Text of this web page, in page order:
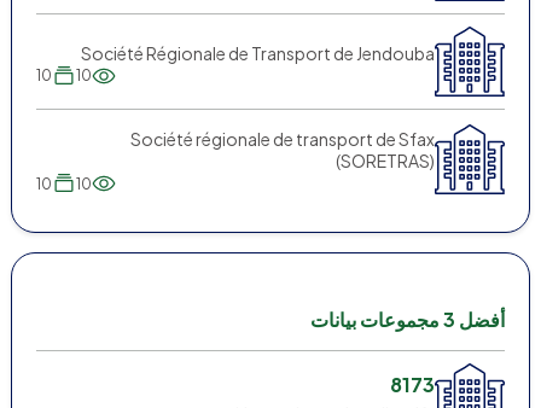
Société Régionale de Transport de Jendouba
10
10
Société régionale de transport de Sfax
(SORETRAS)
10
10
أفضل 3 مجموعات بيانات
8173